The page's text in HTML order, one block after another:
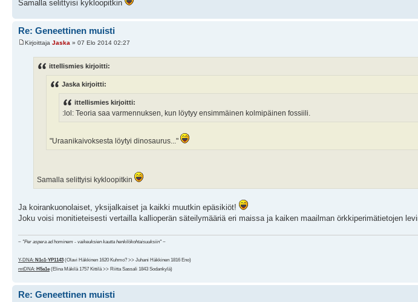
Samalla selittyisi kykloopitkin
Re: Geneettinen muisti
Kirjoittaja Jaska » 07 Elo 2014 02:27
ittellismies kirjoitti:
Jaska kirjoitti:
ittellismies kirjoitti:
:lol: Teoria saa varmennuksen, kun löytyy ensimmäinen kolmipäinen fossiili.
"Uraanikaivoksesta löytyi dinosaurus..."
Samalla selittyisi kykloopitkin
Ja koirankuonolaiset, yksijalkaiset ja kaikki muutkin epäsikiöt!
Joku voisi monitieteisesti vertailla kallioperän säteilymääriä eri maissa ja kaiken maailman örkkiperimätietojen
~ "Per aspera ad hominem - vaikeuksien kautta henkilökohtaisuuksiin" ~
Y-DNA: N1c1-YP1143 (Olavi Häkkinen 1620 Kuhmo? >> Juhani Häkkinen 1816 Eno)
mtDNA: H5a1e (Elina Mäkilä 1757 Kittilä >> Riitta Sassali 1843 Sodankylä)
Re: Geneettinen muisti